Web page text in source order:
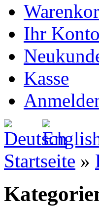
Ihr Konto
Kasse
Startseite »